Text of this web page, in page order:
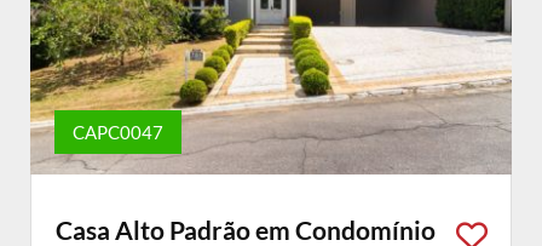
CAPC0047
Casa Alto Padrão em Condomínio